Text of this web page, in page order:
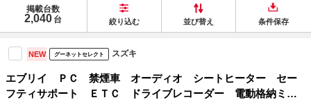
掲載台数
2,040 台 絞り込む 並び替え 条件保存
NEW グーネットセレクト スズキ
エブリイ ＰＣ 禁煙車 オーディオ シートヒーター セー
フティサポート ＥＴＣ ドライブレコーダー 電動格納ミラ